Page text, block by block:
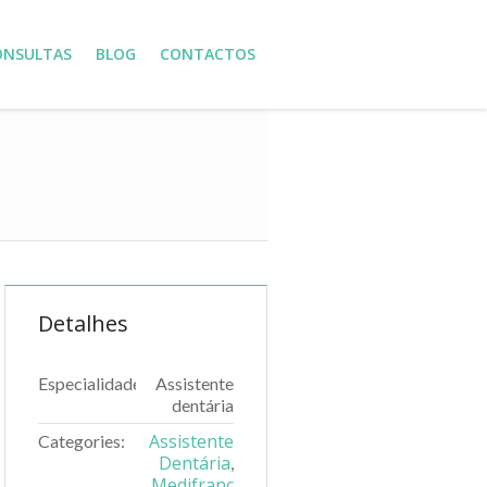
BLOG CONTACTOS
Detalhes
Especialidade
Assistente
dentária
Categories:
Assistente
Dentária,